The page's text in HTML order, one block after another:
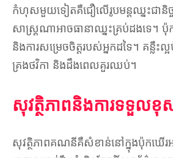
កំហុសមួយទៀតគឺជឿលើរូបមន្តឈ្នះជានិច្ច
សាស្រ្តណាអាចធានាឈ្នះគ្រប់ដងទេ។
និងការសម្រេចចិត្តរបស់អ្នកដទៃ។ គន្លឹះ
គ្រងថវិកា និងដឹងពេលគួរឈប់។
សុវត្ថិភាពនិងការទទួលខុ
សុវត្ថិភាពគណនីគឺសំខាន់នៅក្នុងប៉ុកឃើរអ